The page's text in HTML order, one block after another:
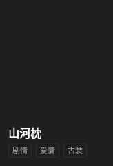
山河枕
剧情 爱情 古装